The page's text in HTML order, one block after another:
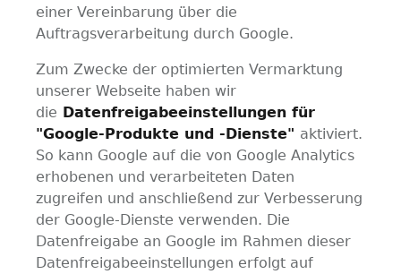
einer Vereinbarung über die
Auftragsverarbeitung durch Google.
Zum Zwecke der optimierten Vermarktung
unserer Webseite haben wir
die Datenfreigabeeinstellungen für
"Google-Produkte und -Dienste" aktiviert.
So kann Google auf die von Google Analytics
erhobenen und verarbeiteten Daten
zugreifen und anschließend zur Verbesserung
der Google-Dienste verwenden. Die
Datenfreigabe an Google im Rahmen dieser
Datenfreigabeeinstellungen erfolgt auf